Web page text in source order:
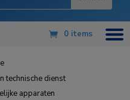
0 items
technische dienst
apparaten